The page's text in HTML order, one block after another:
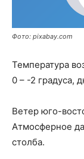
Фото: pixabay.com
Температура
0 – -2 градуса,
Ветер юго-
Атмосферное
столба.